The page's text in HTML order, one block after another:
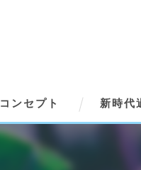
コンセプト 新時代